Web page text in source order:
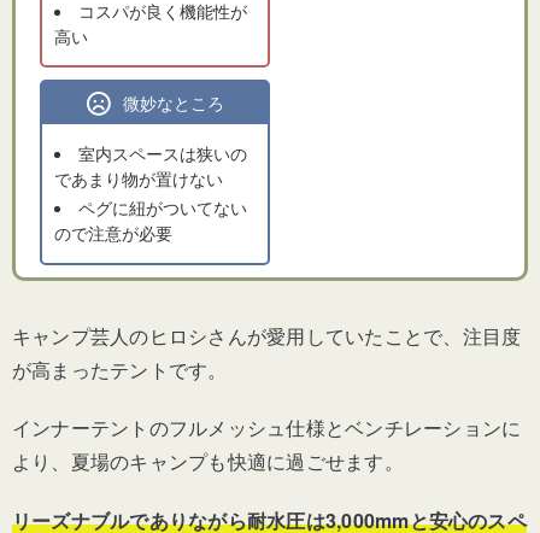
コスパが良く機能性が
高い
微妙なところ
室内スペースは狭いの
であまり物が置けない
ペグに紐がついてない
ので注意が必要
キャンプ芸人のヒロシさんが愛用していたことで、注目度
が高まったテントです。
インナーテントのフルメッシュ仕様とベンチレーションに
より、夏場のキャンプも快適に過ごせます。
リーズナブルでありながら耐水圧は3,000mmと安心のスペ